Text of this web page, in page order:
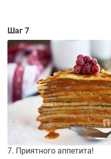
Шаг 7
7. Приятного аппетита!